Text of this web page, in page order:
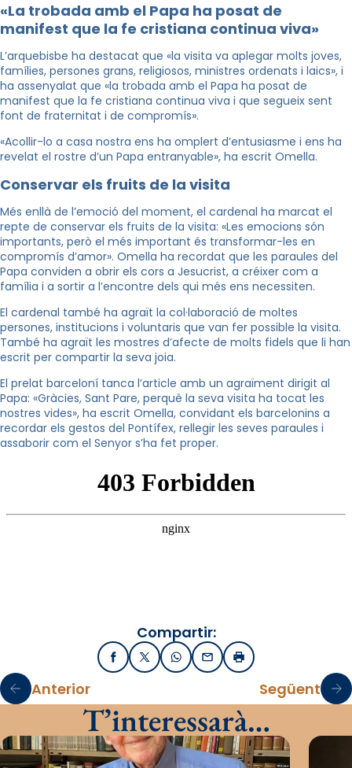
«La trobada amb el Papa ha posat de
manifest que la fe cristiana continua viva»
L’arquebisbe ha destacat que «la visita va aplegar molts joves,
famílies, persones grans, religiosos, ministres ordenats i laics», i
ha assenyalat que «la trobada amb el Papa ha posat de
manifest que la fe cristiana continua viva i que segueix sent
font de fraternitat i de compromís».
«Acollir-lo a casa nostra ens ha omplert d’entusiasme i ens ha
revelat el rostre d’un Papa entranyable», ha escrit Omella.
Conservar els fruits de la visita
Més enllà de l’emoció del moment, el cardenal ha marcat el
repte de conservar els fruits de la visita: «Les emocions són
importants, però el més important és transformar-les en
compromís d’amor». Omella ha recordat que les paraules del
Papa conviden a obrir els cors a Jesucrist, a créixer com a
família i a sortir a l’encontre dels qui més ens necessiten.
El cardenal també ha agraït la col·laboració de moltes
persones, institucions i voluntaris que van fer possible la visita.
També ha agraït les mostres d’afecte de molts fidels que li han
escrit per compartir la seva joia.
El prelat barceloní tanca l’article amb un agraïment dirigit al
Papa: «Gràcies, Sant Pare, perquè la seva visita ha tocat les
nostres vides», ha escrit Omella, convidant els barcelonins a
recordar els gestos del Pontífex, rellegir les seves paraules i
assaborir com el Senyor s’ha fet proper.
Compartir:
FacebookX / TwitterWhatsApp
EmailImprimir
Anterior Següent
T’interessarà…